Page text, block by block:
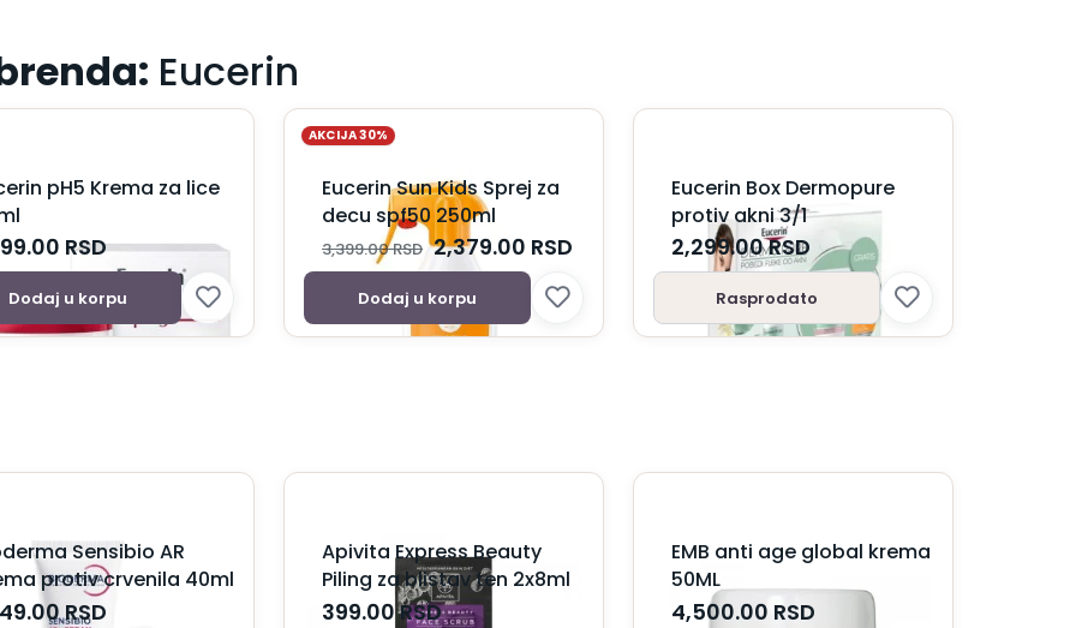
Eucerin
pH5 Krema za lice
RSD
Dodaj u korpu
AKCIJA 30%
Eucerin Sun Kids Sprej za
decu spf50 250ml
3,399.00RSD 2,379.00 RSD
Dodaj u korpu
Eucerin Box Dermopure
protiv akni 3/1
2,299.00RSD
Rasprodato
Sensibio AR
protiv crvenila 40ml
RSD
Apivita Express Beauty
Piling za blistav ten 2x8ml
399.00RSD
EMB anti age global krema
50ML
4,500.00 RSD